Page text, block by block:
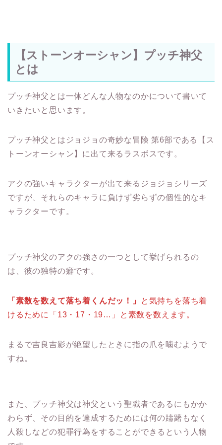
【ストーンオーシャン】プッチ神父
とは
プッチ神父とは一体どんな人物なのかについて書いて
いきたいと思います。
プッチ神父とはジョジョの奇妙な冒険 第6部である【ス
トーンオーシャン】に出て来るラスボスです。
アクの強いキャラクターが出て来るジョジョシリーズ
ですが、それらのキャラに負けず劣らずの個性的なキ
ャラクターです。
プッチ神父のアクの強さの一つとして挙げられるの
は、彼の独特の癖です。
「素数を数えて落ち着くんだッ！」
と気持ちを落ち着
けるために「13・17・19…」と素数を数えます。
まるで吉良吉影が絶望したときに指の爪を噛むようで
すね。
また、プッチ神父は神父という聖職者であるにもかか
わらず、その目的を達成するためには何の躊躇もなく
人殺しなどの犯罪行為をすることができるという人物